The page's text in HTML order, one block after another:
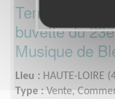
Tenir un stand
buvette du
Musique de
Lieu : HAUTE-LOIRE
Type : Vente,